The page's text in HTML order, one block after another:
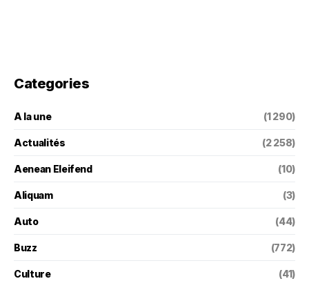
Categories
A la une (1 290)
Actualités (2 258)
Aenean Eleifend (10)
Aliquam (3)
Auto (44)
Buzz (772)
Culture (41)